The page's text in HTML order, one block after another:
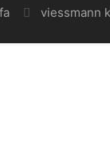
viessmann